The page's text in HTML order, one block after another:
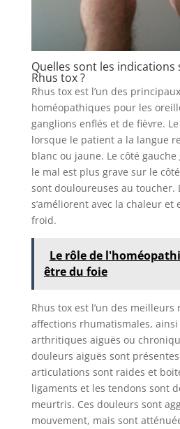
Quelles sont les indications
Rhus tox ?
Rhus tox est l’un des
homéopathiques pour les
ganglions enflés et de fièvre.
lorsque le patient a la langue
blanc ou jaune. Le côté
le mal est plus grave sur le
sont douloureuses au toucher.
s’améliorent avec la chaleur et
froid.
Le rôle de
être du foie
Rhus tox est l’un des meilleurs
affections rhumatismales,
arthritiques aiguës ou
douleurs aiguës sont
articulations sont raides et
ligaments et les tendons sont
meurtris. Ces douleurs sont
mouvement, mais sont